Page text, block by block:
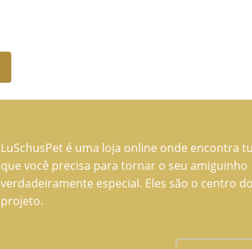
LuSchusPet é uma loja online onde encontra
que você precisa para tornar o seu amiguinho
verdadeiramente especial. Eles são o centro
projeto.